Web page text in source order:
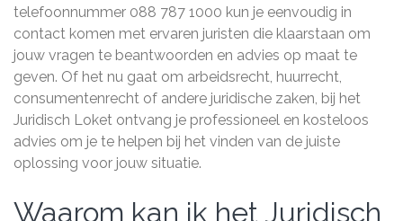
telefoonnummer 088 787 1000 kun je eenvoudig in
contact komen met ervaren juristen die klaarstaan om
jouw vragen te beantwoorden en advies op maat te
geven. Of het nu gaat om arbeidsrecht, huurrecht,
consumentenrecht of andere juridische zaken, bij het
Juridisch Loket ontvang je professioneel en kosteloos
advies om je te helpen bij het vinden van de juiste
oplossing voor jouw situatie.
Waarom kan ik het Juridisch